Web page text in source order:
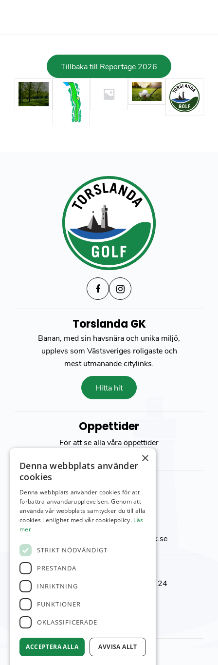
Tillbaka till Reportage 2026
Torslanda GK
Banan, med sin havsnära och unika miljö,
upplevs som Västsveriges roligaste och
mest utmanande citylinks.
Hitta hit
Öppettider
För att se alla våra öppettider
kontakt sida
Viktor Setterbergs väg 5
423 38 Torslanda
Telefon:031-92 00 24
reception@torslandagk.se
Kontaktnummer
Reception & Shop:
031-92 00 24
Restaurang:
Banchef:
© Torslanda GK
×
Denna webbplats använder
cookies
Denna webbplats använder cookies för att
förbättra användarupplevelsen. Genom att
använda vår webbplats samtycker du till alla
cookies i enlighet med vår cookiepolicy. Läs
mer
STRIKT NÖDVÄNDIGT
PRESTANDA
INRIKTNING
FUNKTIONER
OKLASSIFICERADE
ACCEPTERA ALLA AVVISA ALLT